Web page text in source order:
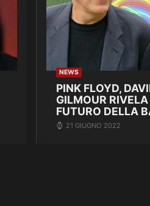
NEWS
PINK FLOYD,
GILMOUR RIVELA
FUTURO DELLA
21 GIUGNO 2022